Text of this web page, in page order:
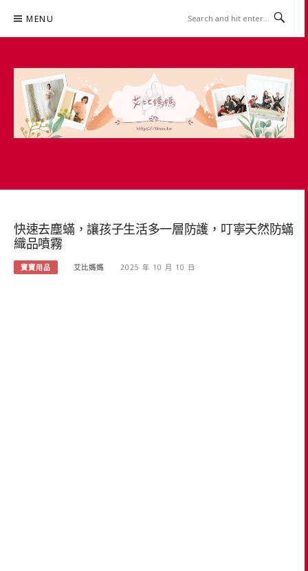
content
MENU
快速去塵蟎，讓孩子生活多一層防護，叮寧天然防蟎
織品噴霧
寶寶用品 艾比媽媽 2025 年 10 月 10 日